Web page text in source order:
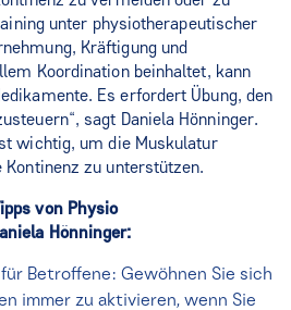
unter physiotherapeutischer
Kräftigung und
Koordination beinhaltet, kann
Es erfordert Übung, den
sagt Daniela Hönninger.
wichtig, um die Muskulatur
Kontinenz zu unterstützen.
von Physio
Hönninger:
Betroffene: Gewöhnen Sie sich
immer zu aktivieren, wenn Sie